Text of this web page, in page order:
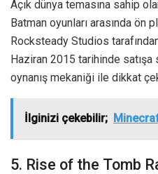
Açık dünya temasına sahip
Batman oyunları arasında ön
Rocksteady Studios
Haziran 2015 tarihinde
oynanış mekaniği ile dikkat
İlginizi çekebilir;
5. Rise of the Tomb